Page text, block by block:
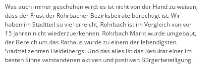
Was auch immer geschehen wird: es ist nicht von der Hand zu weisen,
dass der Frust der Rohrbacher Bezirksbeiräte berechtigt ist. Wir
haben im Stadtteil so viel erreicht, Rohrbach ist im Vergleich von vor
15 Jahren nicht wiederzuerkennen. Rohrbach Markt wurde umgebaut,
der Bereich um das Rathaus wurde zu einem der lebendigsten
Stadtteilzentren Heidelbergs. Und das alles ist das Resultat einer im
besten Sinne verstandenen aktiven und positiven Bürgerbeteiligung.